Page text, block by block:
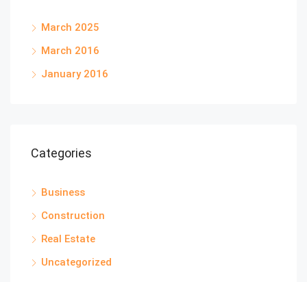
March 2025
March 2016
January 2016
Categories
Business
Construction
Real Estate
Uncategorized